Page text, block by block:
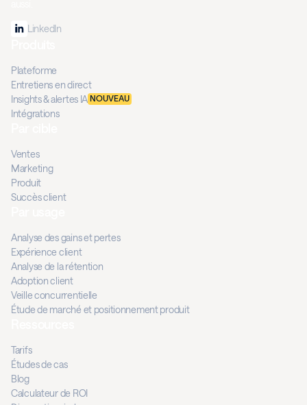
LinkedIn
Plateforme
Entretiens en direct
Insights & alertes IA NOUVEAU
Intégrations
Ventes
Marketing
Produit
Succès client
Analyse des gains et pertes
Expérience client
Analyse de la rétention
Adoption client
Veille concurrentielle
Étude de marché et positionnement produit
Tarifs
Études de cas
Blog
Calculateur de ROI